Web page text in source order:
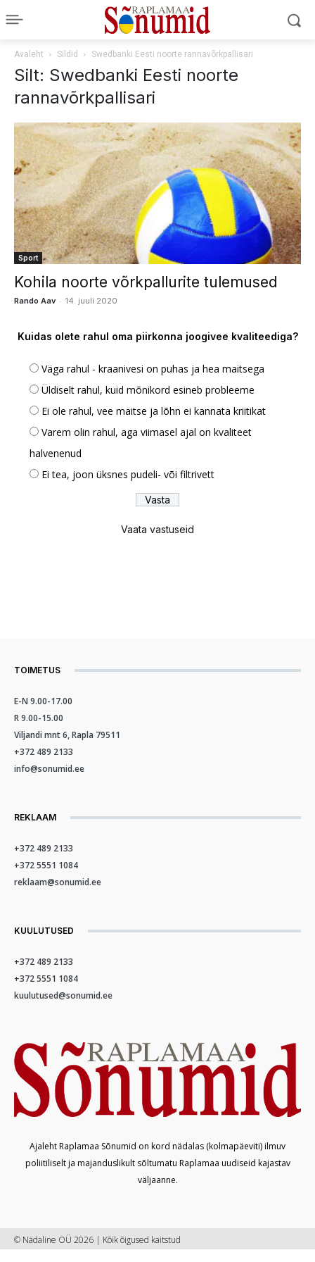
Avaleht Sildid Swedbanki Eesti noorte rannavõrkpallisari
Silt: Swedbanki Eesti noorte
rannavõrkpallisari
Sport
Kohila noorte võrkpallurite tulemused
Rando Aav - 14. juuli 2020
Kuidas olete rahul oma piirkonna joogivee kvaliteediga?
Väga rahul - kraanivesi on puhas ja hea maitsega
Üldiselt rahul, kuid mõnikord esineb probleeme
Ei ole rahul, vee maitse ja lõhn ei kannata kriitikat
Varem olin rahul, aga viimasel ajal on kvaliteet
halvenenud
Ei tea, joon üksnes pudeli- või filtrivett
Vaata vastuseid
TOIMETUS
E-N 9.00-17.00
R 9.00-15.00
Viljandi mnt 6, Rapla 79511
+372 489 2133
info@sonumid.ee
REKLAAM
+372 489 2133
+372 5551 1084
reklaam@sonumid.ee
KUULUTUSED
+372 489 2133
+372 5551 1084
kuulutused@sonumid.ee
Ajaleht Raplamaa Sõnumid on kord nädalas (kolmapäeviti) ilmuv
poliitiliselt ja majanduslikult sõltumatu Raplamaa uudiseid kajastav
väljaanne.
© Nädaline OÜ 2026 | Kõik õigused kaitstud